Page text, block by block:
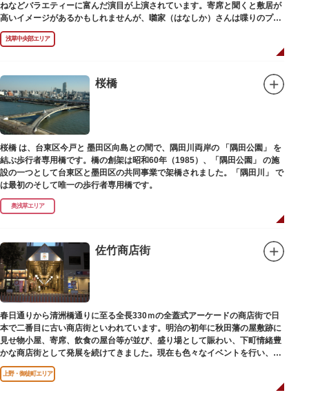
ねなどバラエティーに富んだ演目が上演されています。寄席と聞くと敷居が
高いイメージがあるかもしれませんが、囃家（はなしか）さんは喋りのプ
ロ。すぐに巧みな話芸に引き込まれ、予備知識が無くても楽しめます。
ホール内で飲食できるのも魅力のひとつ。売店でお弁当やお菓子を買ってゆ
っくり番組を楽しんではいかがでしょう。数々の著名な落語家やお笑い芸人
浅草中央部エリア
桜橋
桜橋 は、台東区今戸と 墨田区向島との間で、隅田川両岸の 「隅田公園」 を
結ぶ歩行者専用橋です。橋の創架は昭和60年（1985）、「隅田公園」 の施
設の一つとして台東区と墨田区の共同事業で架橋されました。「隅田川」 で
は最初のそして唯一の歩行者専用橋です。
奥浅草エリア
佐竹商店街
春日通りから清洲橋通りに至る全長330ｍの全蓋式アーケードの商店街で日
本で二番目に古い商店街といわれています。明治の初年に秋田藩の屋敷跡に
見せ物小屋、寄席、飲食の屋台等が並び、盛り場として賑わい、下町情緒豊
かな商店街として発展を続けてきました。現在も色々なイベントを行い、住
民から親しまれている魅力的な商店街です。
上野・御徒町エリア